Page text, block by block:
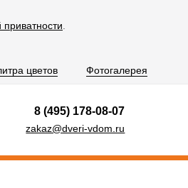
приватности
цветов Фотогалерея
8 (495) 178-08-07
zakaz@dveri-vdom.ru